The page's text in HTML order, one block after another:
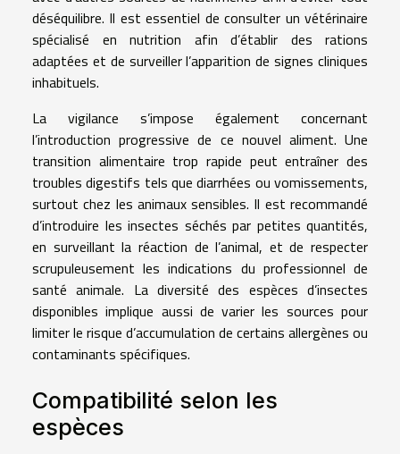
déséquilibre. Il est essentiel de consulter un vétérinaire
spécialisé en nutrition afin d’établir des rations
adaptées et de surveiller l’apparition de signes cliniques
inhabituels.
La vigilance s’impose également concernant
l’introduction progressive de ce nouvel aliment. Une
transition alimentaire trop rapide peut entraîner des
troubles digestifs tels que diarrhées ou vomissements,
surtout chez les animaux sensibles. Il est recommandé
d’introduire les insectes séchés par petites quantités,
en surveillant la réaction de l’animal, et de respecter
scrupuleusement les indications du professionnel de
santé animale. La diversité des espèces d’insectes
disponibles implique aussi de varier les sources pour
limiter le risque d’accumulation de certains allergènes ou
contaminants spécifiques.
Compatibilité selon les
espèces